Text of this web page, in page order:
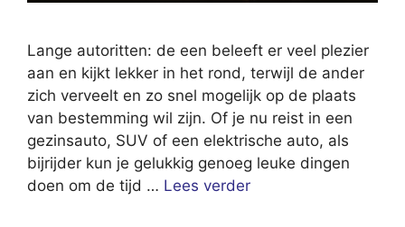
Lange autoritten: de een beleeft er veel plezier
aan en kijkt lekker in het rond, terwijl de ander
zich verveelt en zo snel mogelijk op de plaats
van bestemming wil zijn. Of je nu reist in een
gezinsauto, SUV of een elektrische auto, als
bijrijder kun je gelukkig genoeg leuke dingen
doen om de tijd … Lees verder